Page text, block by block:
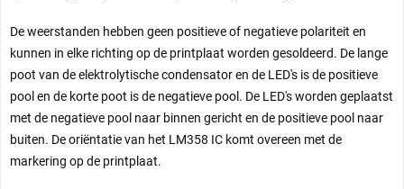
De weerstanden hebben geen positieve of negatieve polariteit en
kunnen in elke richting op de printplaat worden gesoldeerd. De lange
poot van de elektrolytische condensator en de LED's is de positieve
pool en de korte poot is de negatieve pool. De LED's worden geplaatst
met de negatieve pool naar binnen gericht en de positieve pool naar
buiten. De oriëntatie van het LM358 IC komt overeen met de
markering op de printplaat.